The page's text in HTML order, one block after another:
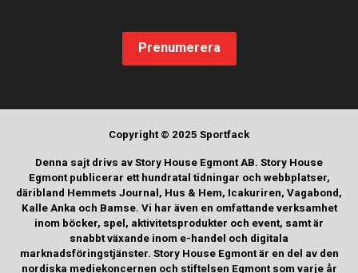
Prenumerera
Copyright © 2025 Sportfack
Denna sajt drivs av Story House Egmont AB. Story House
Egmont publicerar ett hundratal tidningar och webbplatser,
däribland Hemmets Journal, Hus & Hem, Icakuriren, Vagabond,
Kalle Anka och Bamse. Vi har även en omfattande verksamhet
inom böcker, spel, aktivitetsprodukter och event, samt är
snabbt växande inom e-handel och digitala
marknadsföringstjänster. Story House Egmont är en del av den
nordiska mediekoncernen och stiftelsen Egmont som varje år